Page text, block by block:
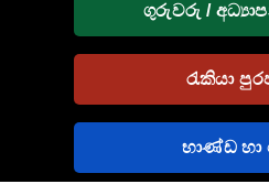
ගුරුවරු /
රැකියා
භාණ්ඩ හා